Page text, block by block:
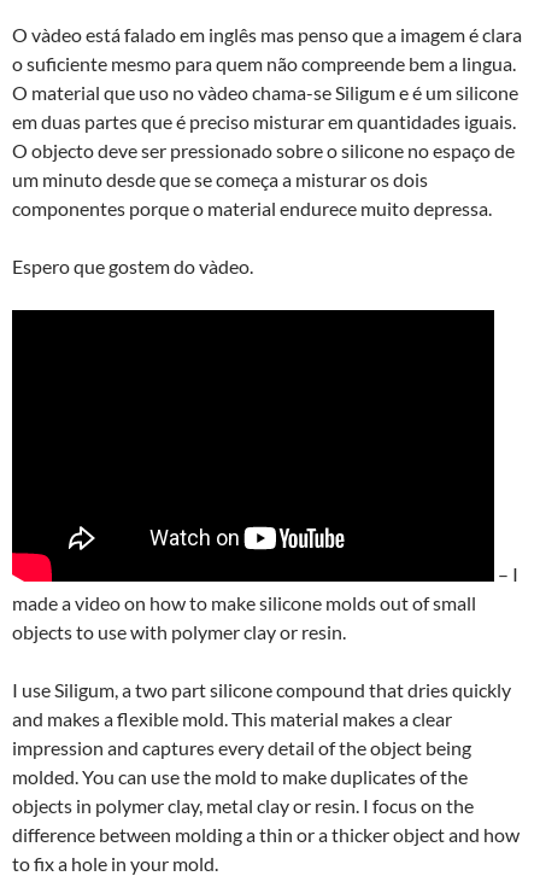
O và­deo está falado em inglês mas penso que a imagem é clara
o suficiente mesmo para quem não compreende bem a lingua.
O material que uso no và­deo chama-se Siligum e é um silicone
em duas partes que é preciso misturar em quantidades iguais.
O objecto deve ser pressionado sobre o silicone no espaço de
um minuto desde que se começa a misturar os dois
componentes porque o material endurece muito depressa.
Espero que gostem do và­deo.
– I
made a video on how to make silicone molds out of small
objects to use with polymer clay or resin.
I use Siligum, a two part silicone compound that dries quickly
and makes a flexible mold. This material makes a clear
impression and captures every detail of the object being
molded. You can use the mold to make duplicates of the
objects in polymer clay, metal clay or resin. I focus on the
difference between molding a thin or a thicker object and how
to fix a hole in your mold.